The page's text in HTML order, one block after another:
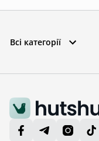
Всі категорії